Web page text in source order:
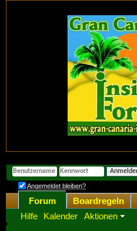
Angemeldet bleiben?
Forum
Hilfe
Kalender Aktionen
Boardregeln